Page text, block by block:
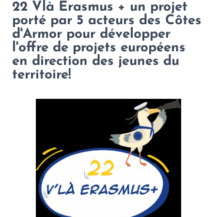
22 Vlà Erasmus + un projet
porté par 5 acteurs des Côtes
d'Armor pour développer
l'offre de projets européens
en direction des jeunes du
territoire!